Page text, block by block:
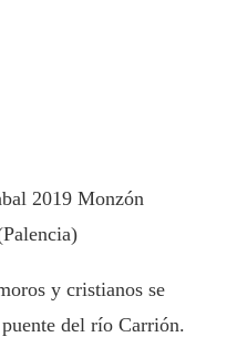
2019 Monzón
y cristianos se
del río Carrión.